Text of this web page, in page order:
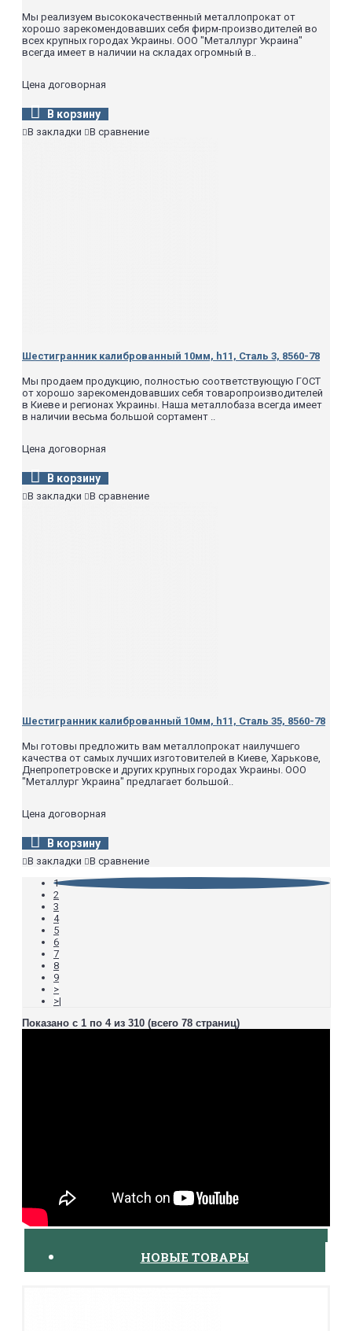
Мы реализуем высококачественный металлопрокат от
хорошо зарекомендовавших себя фирм-производителей во
всех крупных городах Украины. ООО "Металлург Украина"
всегда имеет в наличии на складах огромный в..
Цена договорная
В корзину
В закладки В сравнение
Шестигранник калиброванный 10мм, h11, Сталь 3, 8560-78
Мы продаем продукцию, полностью соответствующую ГОСТ
от хорошо зарекомендовавших себя товаропроизводителей
в Киеве и регионах Украины. Наша металлобаза всегда имеет
в наличии весьма большой сортамент ..
Цена договорная
В корзину
В закладки В сравнение
Шестигранник калиброванный 10мм, h11, Сталь 35, 8560-78
Мы готовы предложить вам металлопрокат наилучшего
качества от самых лучших изготовителей в Киеве, Харькове,
Днепропетровске и других крупных городах Украины. ООО
"Металлург Украина" предлагает большой..
Цена договорная
В корзину
В закладки
В сравнение
1
2
3
4
5
6
7
8
9
>
>|
Показано с 1 по 4 из 310 (всего 78 страниц)
НОВЫЕ ТОВАРЫ